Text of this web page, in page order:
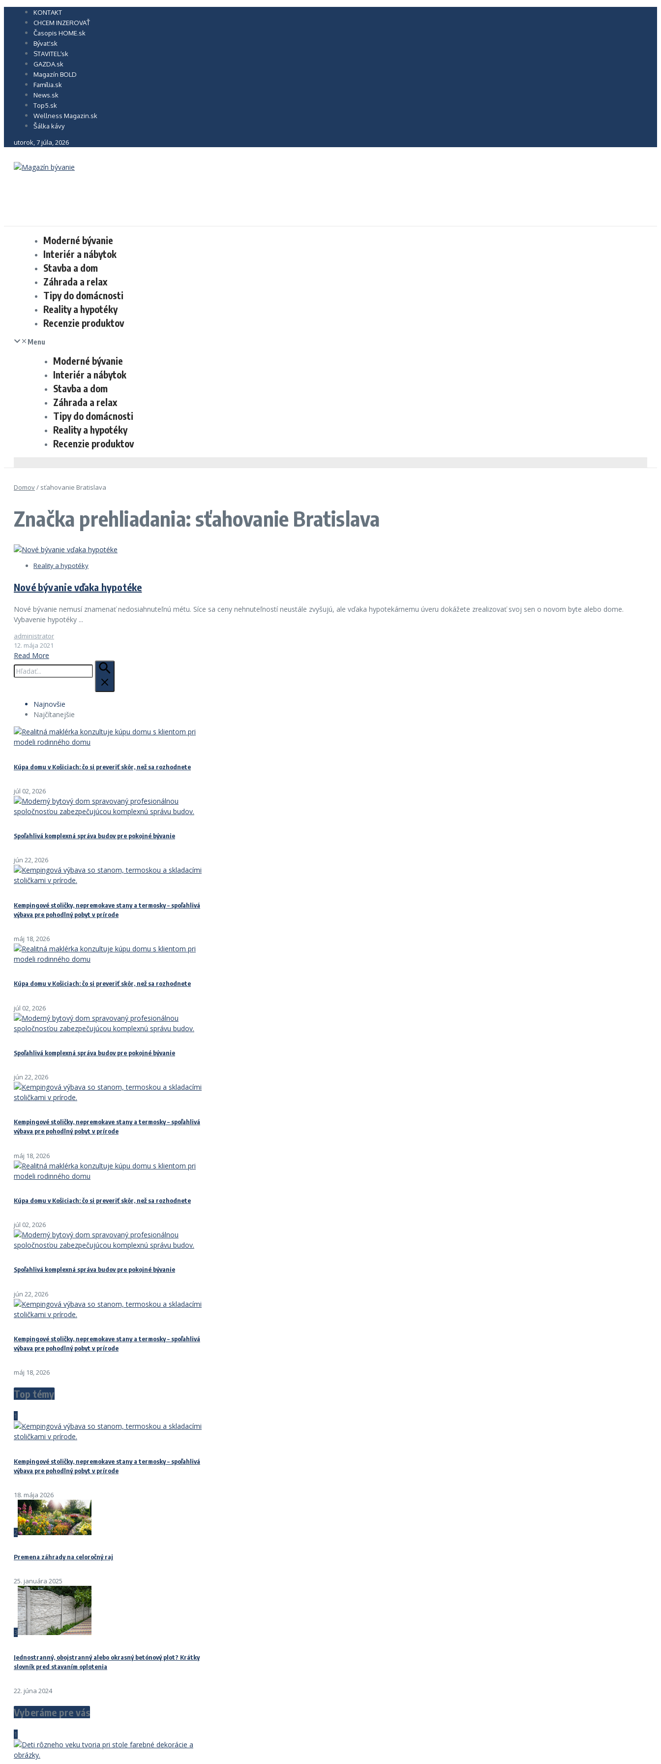
Preskočiť
KONTAKT
CHCEM INZEROVAŤ
Časopis HOME.sk
Bývať.sk
STAVITEĽ.sk
GAZDA.sk
Magazín BOLD
Família.sk
News.sk
Top5.sk
Wellness Magazin.sk
Šálka kávy
utorok, 7 júla, 2026
Moderné bývanie
Interiér a nábytok
Stavba a dom
Záhrada a relax
Tipy do domácnosti
Reality a hypotéky
Recenzie produktov
Menu
Moderné bývanie
Interiér a nábytok
Stavba a dom
Záhrada a relax
Tipy do domácnosti
Reality a hypotéky
Recenzie produktov
Domov/ sťahovanie Bratislava
Značka prehliadania: sťahovanie Bratislava
Reality a hypotéky
Nové bývanie vďaka hypotéke
Nové bývanie nemusí znamenať nedosiahnuteľnú métu. Síce sa ceny nehnuteľností neustále zvyšujú, ale vďaka hypotekárnemu úveru dokážete zrealizovať svoj sen o novom byte alebo dome.
Vybavenie hypotéky ...
administrator
12. mája 2021
Read More
Hľadať:
Najnovšie
Najčítanejšie
Kúpa domu v Košiciach: čo si preveriť skôr, než sa rozhodnete
júl 02, 2026
Spoľahlivá komplexná správa budov pre pokojné bývanie
jún 22, 2026
Kempingové stoličky, nepremokave stany a termosky – spoľahlivá
výbava pre pohodlný pobyt v prírode
máj 18, 2026
Kúpa domu v Košiciach: čo si preveriť skôr, než sa rozhodnete
júl 02, 2026
Spoľahlivá komplexná správa budov pre pokojné bývanie
jún 22, 2026
Kempingové stoličky, nepremokave stany a termosky – spoľahlivá
výbava pre pohodlný pobyt v prírode
máj 18, 2026
Kúpa domu v Košiciach: čo si preveriť skôr, než sa rozhodnete
júl 02, 2026
Spoľahlivá komplexná správa budov pre pokojné bývanie
jún 22, 2026
Kempingové stoličky, nepremokave stany a termosky – spoľahlivá
výbava pre pohodlný pobyt v prírode
máj 18, 2026
Top témy
1
Kempingové stoličky, nepremokave stany a termosky – spoľahlivá
výbava pre pohodlný pobyt v prírode
18. mája 2026
2
Premena záhrady na celoročný raj
25. januára 2025
3
Jednostranný, obojstranný alebo okrasný betónový plot? Krátky
slovník pred stavaním oplotenia
22. júna 2024
Vyberáme pre vás
1